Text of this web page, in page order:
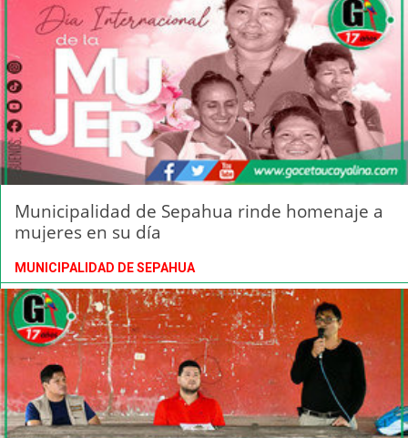
Municipalidad de Sepahua rinde homenaje a
mujeres en su día
MUNICIPALIDAD DE SEPAHUA